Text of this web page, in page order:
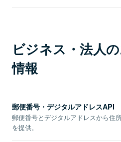
ビジネス・法人
情報
郵便番号・デジタルアドレスAPI
郵便番号とデジタルアドレスから住
を提供。